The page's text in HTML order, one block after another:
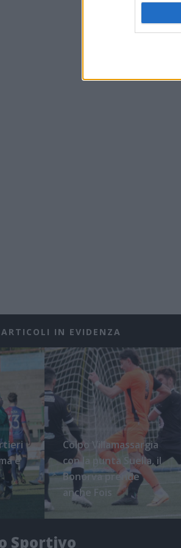
IN EVIDENZA
è
Colpo Villamassargia
con la punta Suella, il
Bonorva prende
anche Fois
Sportivo